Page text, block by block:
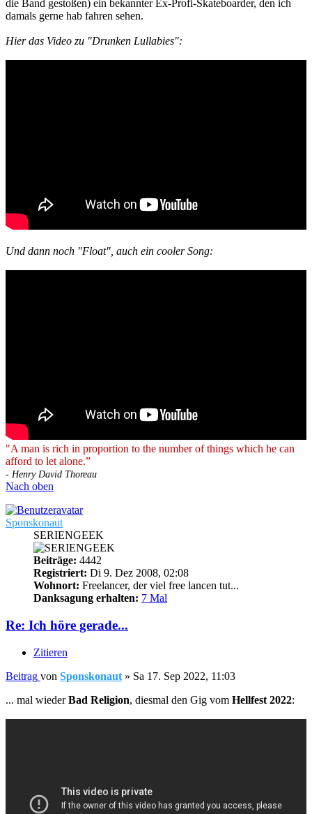
die Band gestoßen) ein bekannter Ex-Profi-Skateboarder, den ich
damals gerne hab fahren sehen.
Hier das Video zu "Drunken Lullabies":
Und dann noch "Float", auch ein cooler Song:
"A man is rich in proportion to the number of things which he can
afford to let alone.”
- Henry David Thoreau
Nach oben
Sponskonaut
SERIENGEEK
Beiträge: 4442
Registriert: Di 9. Dez 2008, 02:08
Wohnort: Freelancer, der viel free lancen tut...
Danksagung erhalten: 7 Mal
Re: Ich höre gerade...
Zitieren
Beitrag von Sponskonaut » Sa 17. Sep 2022, 11:03
... mal wiederBad Religion, diesmal den Gig vom Hellfest 2022: